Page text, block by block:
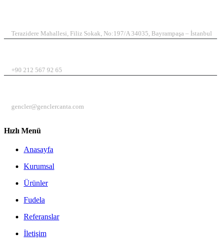
Terazidere Mahallesi, Filiz Sokak, No:197/A 34035, Bayrampaşa – İstanbul
+90 212 567 92 65
gencler@genclercanta.com
Hızlı Menü
Anasayfa
Kurumsal
Ürünler
Fudela
Referanslar
İletişim